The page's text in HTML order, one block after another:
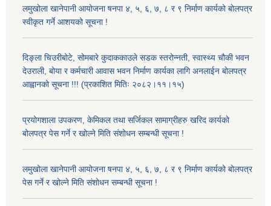
लमुखोला खानेपानी आयोजना षनपा ४, ५, ६, ७, ८ र ९ निर्माण कार्यको बोलपत्र
स्वीकृत गर्ने आशयको सूचना !
दिङ्ला चिउरीबोटे, सोमबारे कुदाककाउले सडक स्तरोन्नती, स्वास्थ्य चौकी भवन
देउराली, बोया र कर्मचारी आवास भवन निर्माण कार्यका लागि अनलाईन बोलपत्र
आह्वानको सूचना !!! (प्रकाशित मितिः २०८२।११।१५)
प्रयोगशाला उपकरण, केमिकल तथा सर्जिकल सामाग्रीहरु खरिद कार्यको
बोलपत्र पेस गर्ने र खोल्ने मिति संशोधन सम्बन्धी सूचना !
लमुखोला खानेपानी आयोजना षनपा ४, ५, ६, ७, ८ र ९ निर्माण कार्यको बोलपत्र
पेस गर्ने र खोल्ने मिति संशोधन सम्बन्धी सूचना !